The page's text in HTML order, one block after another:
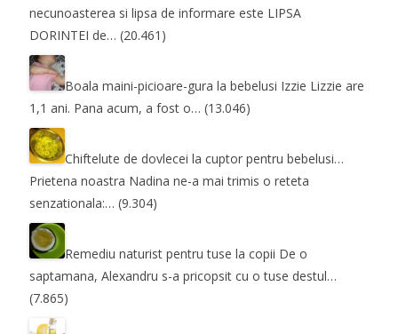
necunoasterea si lipsa de informare este LIPSA
DORINTEI de… (20.461)
Boala maini-picioare-gura la bebelusi Izzie Lizzie are
1,1 ani. Pana acum, a fost o… (13.046)
Chiftelute de dovlecei la cuptor pentru bebelusi…
Prietena noastra Nadina ne-a mai trimis o reteta
senzationala:… (9.304)
Remediu naturist pentru tuse la copii De o
saptamana, Alexandru s-a pricopsit cu o tuse destul…
(7.865)